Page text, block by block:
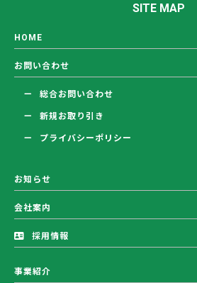
SITE MAP
HOME
お問い合わせ
総合お問い合わせ
新規お取り引き
プライバシーポリシー
お知らせ
会社案内
採用情報
事業紹介